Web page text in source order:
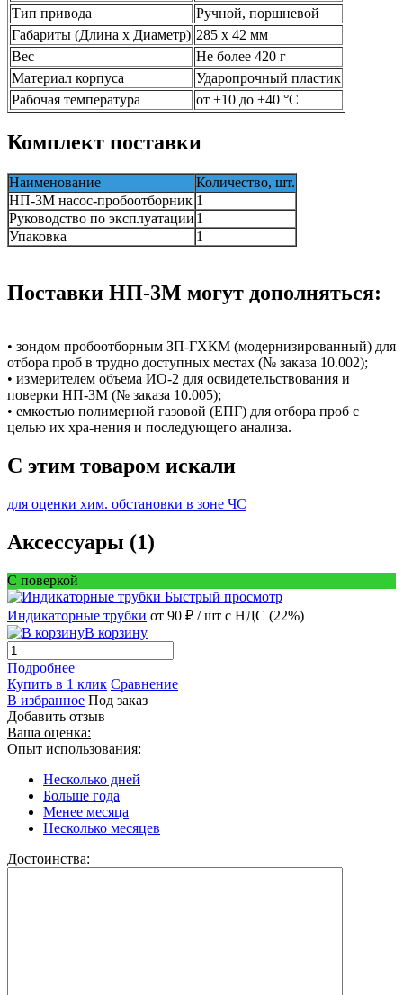
Тип привода
Ручной, поршневой
Габариты (Длина х Диаметр) 285 х 42 мм
Вес
Не более 420 г
Материал корпуса
Ударопрочный пластик
Рабочая температура
от +10 до +40 °C
Комплект поставки
Наименование
Количество, шт.
НП-3М насос-пробоотборник 1
Руководство по эксплуатации 1
Упаковка
1
Поставки НП-3М могут дополняться:
• зондом пробоотборным ЗП-ГХКМ (модернизированный) для
отбора проб в трудно доступных местах (№ заказа 10.002);
• измерителем объема ИО-2 для освидетельствования и
поверки НП-3М (№ заказа 10.005);
• емкостью полимерной газовой (ЕПГ) для отбора проб с
целью их хра-нения и последующего анализа.
C этим товаром искали
для оценки хим. обстановки в зоне ЧС
Аксессуары (1)
С поверкой
Быстрый просмотр
Индикаторные трубки от 90 ₽ / шт с НДС (22%)
В корзину
Подробнее
Купить в 1 клик Сравнение
В избранное Под заказ
Добавить отзыв
Ваша оценка:
Опыт использования:
Несколько дней
Больше года
Менее месяца
Несколько месяцев
Достоинства: